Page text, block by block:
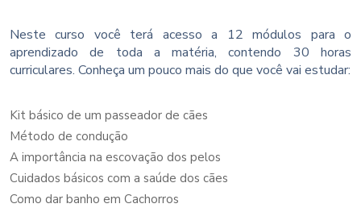
Neste curso você terá acesso a 12 módulos para o
aprendizado de toda a matéria, contendo 30 horas
curriculares. Conheça um pouco mais do que você vai estudar:
Kit básico de um passeador de cães
Método de condução
A importância na escovação dos pelos
Cuidados básicos com a saúde dos cães
Como dar banho em Cachorros